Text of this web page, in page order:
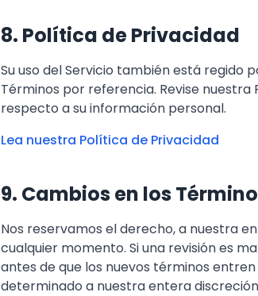
8. Política de Privacidad
Su uso del Servicio también está regido
Términos por referencia. Revise
respecto a su información personal.
Lea nuestra Política de Privacidad
9. Cambios en los
Nos reservamos el derecho, a nuestra
cualquier momento. Si una revisión es
antes de que los nuevos términos
determinado a nuestra entera